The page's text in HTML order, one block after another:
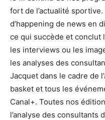
fort de l’actualité
d’happening de news en
ce qui succède et conclut
les interviews ou les
les analyses des
Jacquet dans le cadre de
basket et tous les
Canal+. Toutes nos
l’analyse des consultants